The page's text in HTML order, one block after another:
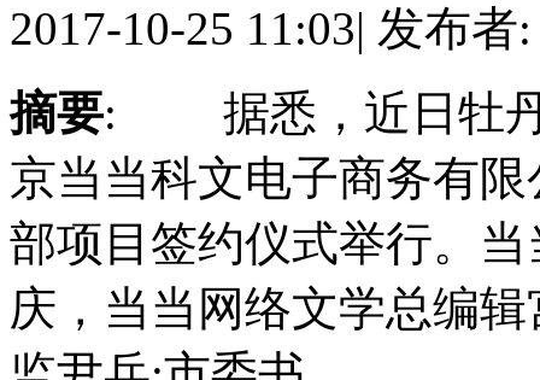
2017-10-25 11:03| 发布者
摘要: 据悉，近日牡丹
京当当科文电子商务有
部项目签约仪式举行。
庆，当当网络文学总编